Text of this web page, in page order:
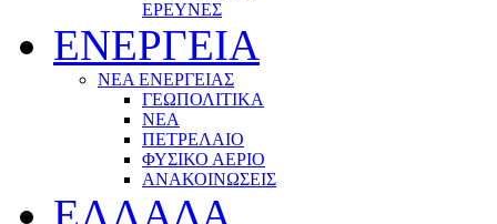
ΕΡΕΥΝΕΣ
ΕΝΕΡΓΕΙΑ
ΝΕΑ ΕΝΕΡΓΕΙΑΣ
ΓΕΩΠΟΛΙΤΙΚΑ
ΝΕΑ
ΠΕΤΡΕΛΑΙΟ
ΦΥΣΙΚΟ ΑΕΡΙΟ
ΑΝΑΚΟΙΝΩΣΕΙΣ
ΕΛΛΑΔΑ